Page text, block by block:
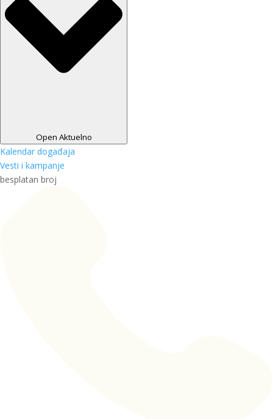
Open Aktuelno
Kalendar događaja
Vesti i kampanje
besplatan broj